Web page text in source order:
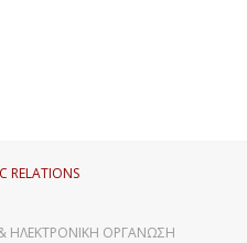
RELATIONS
ΗΛΕΚΤΡΟΝΙΚΉ ΟΡΓΆΝΩΣΗ